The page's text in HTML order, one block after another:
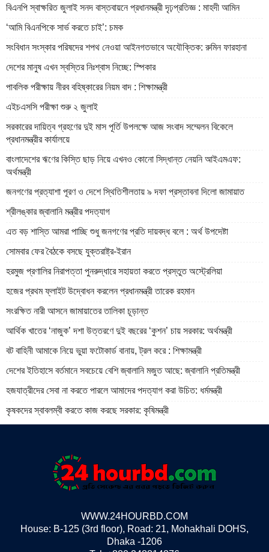
বিএনপি স্বাক্ষরিত জুলাই সনদ বাস্তবায়নে প্রধানমন্ত্রী দৃঢ়প্রতিজ্ঞ : মাহদী আমিন
‘আমি বিএনপিকে সার্ভ করতে চাই’: চমক
সংবিধান সংস্কার পরিষদের শপথ নেওয়া আইনগতভাবে অযৌক্তিক: রুমিন ফারহানা
দেশের মানুষ এখন স্বস্তির নিঃশ্বাস নিচ্ছে: স্পিকার
পাবলিক পরীক্ষায় নীরব বহিষ্কারের নিয়ম বাদ : শিক্ষামন্ত্রী
এইচএসসি পরীক্ষা শুরু ২ জুলাই
সরকারের দায়িত্ব গ্রহণের দুই মাস পূর্তি উপলক্ষে আজ সংবাদ সম্মেলন বিকেলে
প্রধানমন্ত্রীর কার্যালয়ে
বাংলাদেশের ঋণের কিস্তি ছাড় নিয়ে এখনও কোনো সিদ্ধান্ত নেয়নি আইএমএফ:
অর্থমন্ত্রী
জনগণের প্রত্যাশা পূরণ ও দেশে স্থিতিশীলতায় ৯ দফা প্রস্তাবনা দিলো জামায়াত
শ্রীলঙ্কার জ্বালানি মন্ত্রীর পদত্যাগ
এত বড় শাস্তি আমরা পাচ্ছি শুধু জনগণের প্রতি দায়বদ্ধ বলে : অর্থ উপদেষ্টা
সোমবার ফের বৈঠকে বসছে যুক্তরাষ্ট্র-ইরান
হরমুজ প্রণালির নিরাপত্তা পুনরুদ্ধারে সহায়তা করতে প্রস্তুত অস্ট্রেলিয়া
হজের প্রথম ফ্লাইট উদ্বোধন করলেন প্রধানমন্ত্রী তারেক রহমান
সংরক্ষিত নারী আসনে জামায়াতের তালিকা চূড়ান্ত
আর্থিক খাতের ‘নাজুক’ দশা উত্তরণে দুই বছরের ‘কুশন’ চায় সরকার: অর্থমন্ত্রী
বট বাহিনী আমাকে নিয়ে ভুয়া ফটোকার্ড বানায়, ট্রল করে : শিক্ষামন্ত্রী
দেশের ইতিহাসে বর্তমানে সবচেয়ে বেশি জ্বালানি মজুত আছে: জ্বালানি প্রতিমন্ত্রী
হজযাত্রীদের সেবা না করতে পারলে আমাদের পদত্যাগ করা উচিত: ধর্মমন্ত্রী
কৃষকদের স্বাবলম্বী করতে কাজ করছে সরকার: কৃষিমন্ত্রী
WWW.24HOURBD.COM
House: B-125 (3rd floor), Road: 21, Mohakhali DOHS,
Dhaka -1206